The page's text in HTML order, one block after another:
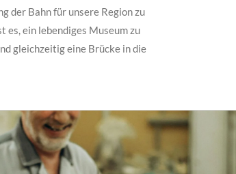
der Bahn für unsere Region zu
es, ein lebendiges Museum zu
gleichzeitig eine Brücke in die